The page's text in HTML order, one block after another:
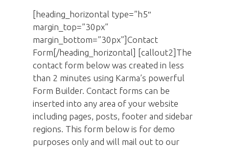
[heading_horizontal type=”h5″
margin_top=”30px”
margin_bottom=”30px”]Contact
Form[/heading_horizontal] [callout2]The
contact form below was created in less
than 2 minutes using Karma’s powerful
Form Builder. Contact forms can be
inserted into any area of your website
including pages, posts, footer and sidebar
regions. This form below is for demo
purposes only and will mail out to our